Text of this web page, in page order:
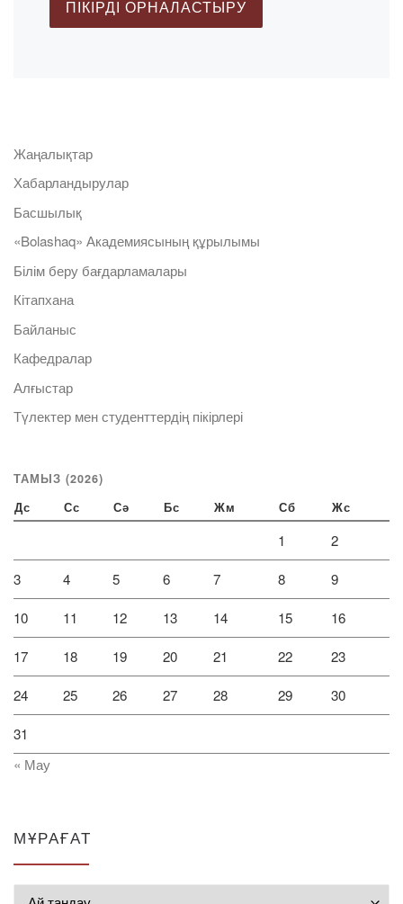
Жаңалықтар
Хабарландырулар
Басшылық
«Bolashaq» Академиясының құрылымы
Білім беру бағдарламалары
Кітапхана
Байланыс
Кафедралар
Алғыстар
Түлектер мен студенттердің пікірлері
ТАМЫЗ (2026)
Дс Сс Сә Бс Жм Сб Жс
1 2
3 4 5 6 7 8 9
10 11 12 13 14 15 16
17 18 19 20 21 22 23
24 25 26 27 28 29 30
31
« Мау
МҰРАҒАТ